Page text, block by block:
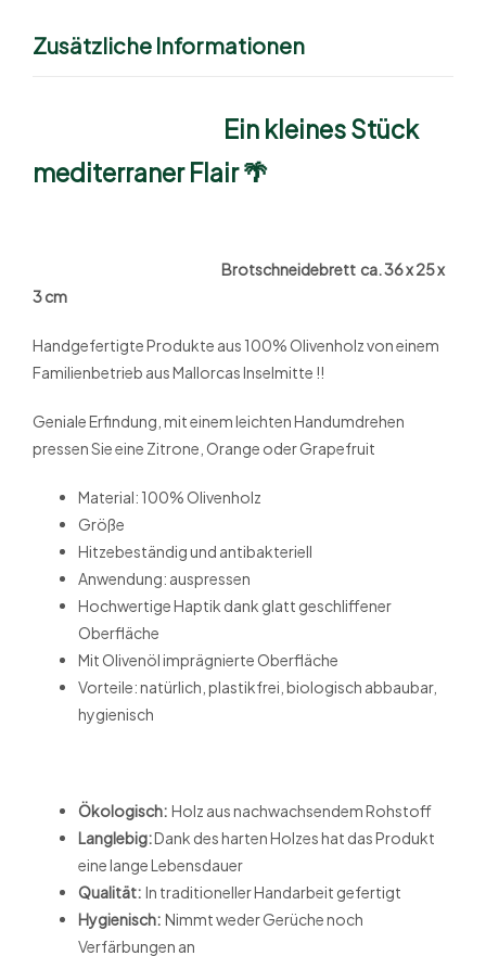
Zusätzliche Informationen
Ein kleines Stück
mediterraner Flair 🌴
Brotschneidebrett ca. 36 x 25 x
3 cm
Handgefertigte Produkte aus 100% Olivenholz von einem
Familienbetrieb aus Mallorcas Inselmitte !!
Geniale Erfindung, mit einem leichten Handumdrehen
pressen Sie eine Zitrone, Orange oder Grapefruit
Material: 100% Olivenholz
Größe
Hitzebeständig und antibakteriell
Anwendung: auspressen
Hochwertige Haptik dank glatt geschliffener
Oberfläche
Mit Olivenöl imprägnierte Oberfläche
Vorteile: natürlich, plastikfrei, biologisch abbaubar,
hygienisch
Ökologisch: Holz aus nachwachsendem Rohstoff
Langlebig:Dank des harten Holzes hat das Produkt
eine lange Lebensdauer
Qualität: In traditioneller Handarbeit gefertigt
Hygienisch: Nimmt weder Gerüche noch
Verfärbungen an